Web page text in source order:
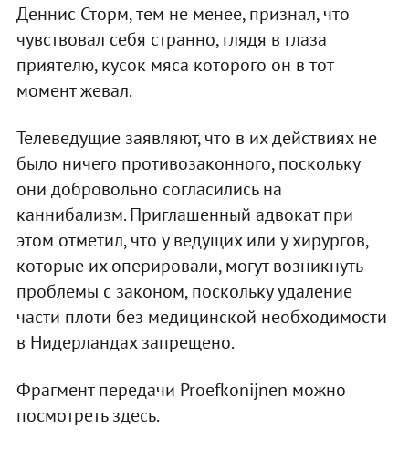
Деннис Сторм, тем не менее, признал, что
чувствовал себя странно, глядя в глаза
приятелю, кусок мяса которого он в тот
момент жевал.
Телеведущие заявляют, что в их действиях не
было ничего противозаконного, поскольку
они добровольно согласились на
каннибализм. Приглашенный адвокат при
этом отметил, что у ведущих или у хирургов,
которые их оперировали, могут возникнуть
проблемы с законом, поскольку удаление
части плоти без медицинской необходимости
в Нидерландах запрещено.
Фрагмент передачи Proefkonijnen можно
посмотреть здесь.